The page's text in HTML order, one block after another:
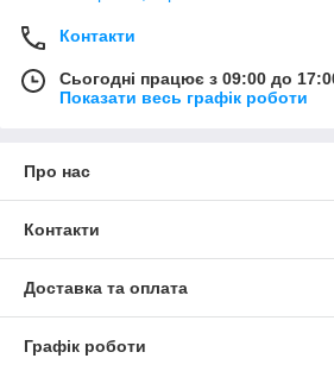
Контакти
Сьогодні працює з 09:00 до
Показати весь графік роботи
Про нас
Контакти
Доставка та оплата
Графік роботи